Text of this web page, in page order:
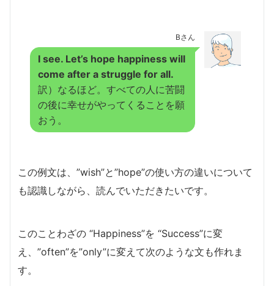
Bさん
I see. Let’s hope happiness will
come after a struggle for all.
訳）なるほど。すべての人に苦闘
の後に幸せがやってくることを願
おう。
この例文は、”wish”と”hope”の使い方の違いについて
も認識しながら、読んでいただきたいです。
このことわざの “Happiness”を “Success”に変
え、”often”を”only”に変えて次のような文も作れま
す。